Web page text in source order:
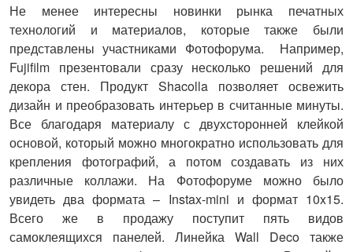
Не менее интересны новинки рынка печатных
технологий и материалов, которые также были
представлены участниками Фотофорума. Например,
Fujifilm презентовали сразу несколько решений для
декора стен. Продукт Shacolla позволяет освежить
дизайн и преобразовать интерьер в считанные минуты.
Все благодаря материалу с двухсторонней клейкой
основой, который можно многократно использовать для
крепления фотографий, а потом создавать из них
различные коллажи. На Фотофоруме можно было
увидеть два формата – Instax-mini и формат 10x15.
Всего же в продажу поступит пять видов
самоклеящихся панелей. Линейка Wall Deco также